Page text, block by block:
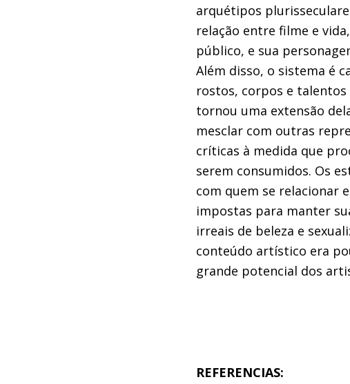
arquétipos
relação entre filme e
público, e sua
Além disso, o sistema é
rostos, corpos e talentos
tornou uma extensão
mesclar com outras
críticas à medida que
serem consumidos. Os
com quem se relacionar
impostas para manter
irreais de beleza e
conteúdo artístico era
grande potencial dos
REFERENCIAS: